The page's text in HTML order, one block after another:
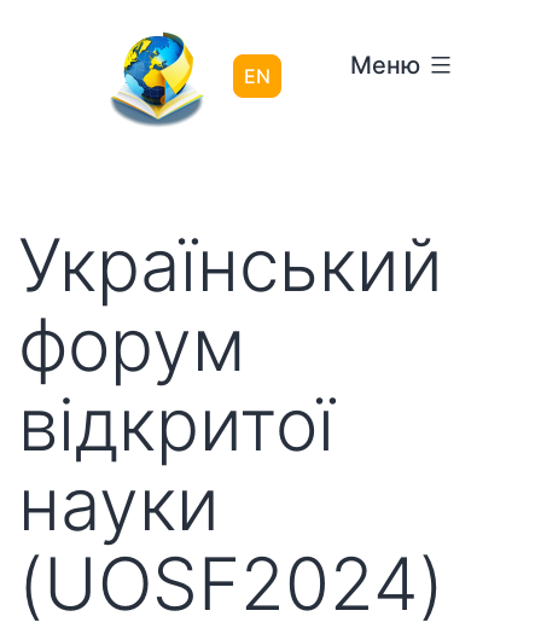
EN Меню
Український
форум
відкритої
науки
(UOSF2024)